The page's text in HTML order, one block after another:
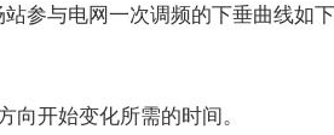
参与电网一次调频的下垂曲线如
开始变化所需的时间。